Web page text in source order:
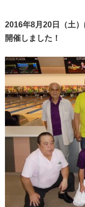
2016年8月20日（土
開催しました！